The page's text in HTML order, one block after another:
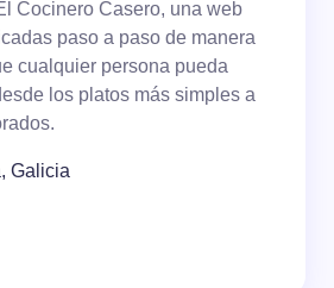
Cocinero Casero, una web
paso a paso de manera
cualquier persona pueda
los platos más simples a
Galicia